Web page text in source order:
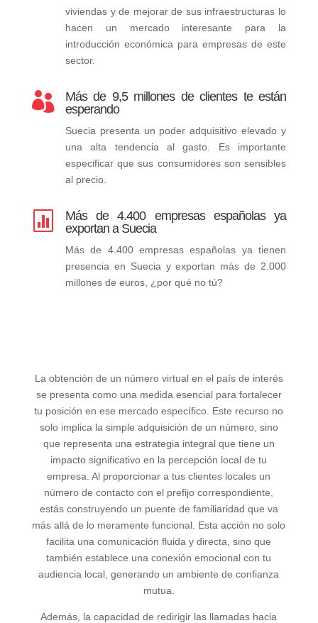
viviendas y de mejorar de sus infraestructuras lo
hacen un mercado interesante para la
introducción económica para empresas de este
sector.

Más de 9,5 millones de clientes te están
esperando
Suecia presenta un poder adquisitivo elevado y
una alta tendencia al gasto. Es importante
especificar que sus consumidores son sensibles
al precio.

Más de 4.400 empresas españolas ya
exportan a Suecia
Más de 4.400 empresas españolas ya tienen
presencia en Suecia y exportan más de 2.000
millones de euros, ¿por qué no tú?
La obtención de un número virtual en el país de interés
se presenta como una medida esencial para fortalecer
tu posición en ese mercado específico. Este recurso no
solo implica la simple adquisición de un número, sino
que representa una estrategia integral que tiene un
impacto significativo en la percepción local de tu
empresa. Al proporcionar a tus clientes locales un
número de contacto con el prefijo correspondiente,
estás construyendo un puente de familiaridad que va
más allá de lo meramente funcional. Esta acción no solo
facilita una comunicación fluida y directa, sino que
también establece una conexión emocional con tu
audiencia local, generando un ambiente de confianza
mutua.
Además, la capacidad de redirigir las llamadas hacia